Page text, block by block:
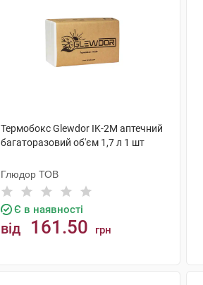
Термобокс Glewdor IK-2M аптечний
багаторазовий об'єм 1,7 л 1 шт
Глюдор ТОВ
Є в наявності
від 161.50 грн